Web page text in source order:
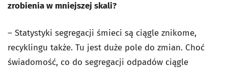
zrobienia w mniejszej skali?
– Statystyki segregacji śmieci są ciągle znikome,
recyklingu także. Tu jest duże pole do zmian. Choć
świadomość, co do segregacji odpadów ciągle